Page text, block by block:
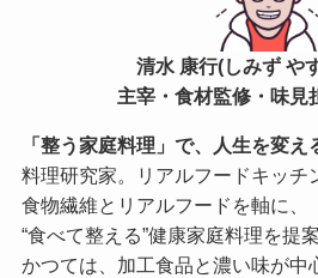
清水 康行(しみず やす
主宰・食材監修・味見
「整う家庭料理」で、人生を変え
料理研究家。リアルフードキッチ
食物繊維とリアルフードを軸に、
“食べて整える”健康家庭料理を提
かつては、加工食品と濃い味が中